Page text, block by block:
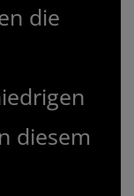
die
diesem